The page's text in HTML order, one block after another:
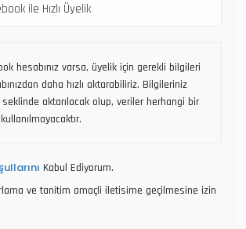
ile Hızlı Üyelik
hesabınız varsa, üyelik için gerekli bilgileri
daha hızlı aktarabiliriz. Bilgileriniz
aktarılacak olup, veriler herhangi bir
Kabul Ediyorum.
ve tanitim amaçli iletisime geçilmesine izin